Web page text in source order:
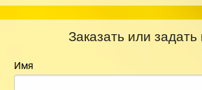
Заказать или задать
Имя